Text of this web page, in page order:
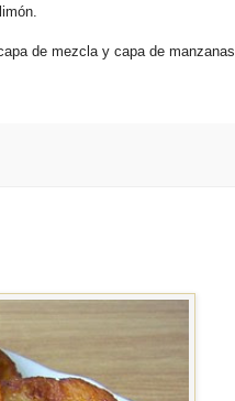
de mezcla y capa de manzanas.